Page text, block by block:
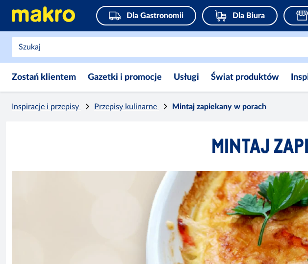
Dla Gastronomii Dla Biura
Zostań klientem Gazetki i promocje Usługi Świat produktów
Inspiracje i przepisy Przepisy kulinarne Mintaj zapiekany w porach
MINTAJ